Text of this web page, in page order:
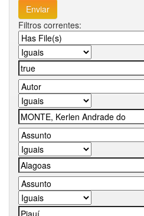
Filtros correntes: